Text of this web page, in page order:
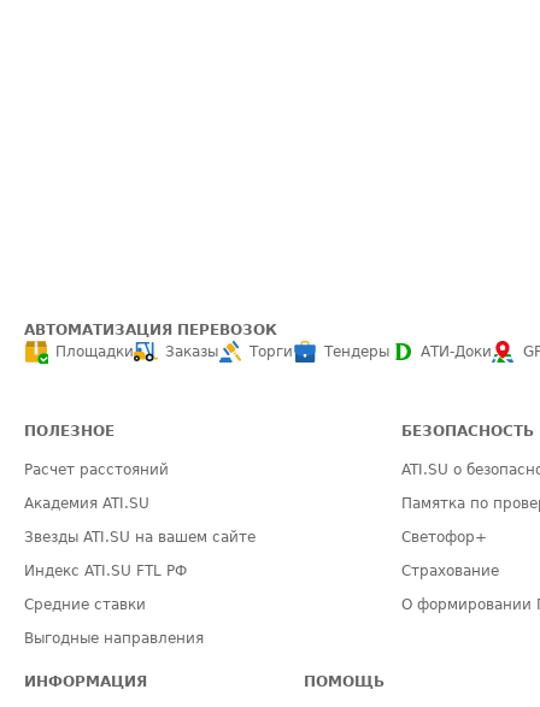
АВТОМАТИЗАЦИЯ ПЕРЕВОЗОК
Площадки
Заказы Торги Тендеры АТИ-Доки
ПОЛЕЗНОЕ
Расчет расстояний
Академия ATI.SU
Звезды ATI.SU на вашем сайте
Индекс ATI.SU FTL РФ
Средние ставки
Выгодные направления
БЕЗОПАСНОСТЬ
ATI.SU о
Памятка по
Светофор+
Страхование
О формировании
ИНФОРМАЦИЯ ПОМОЩЬ